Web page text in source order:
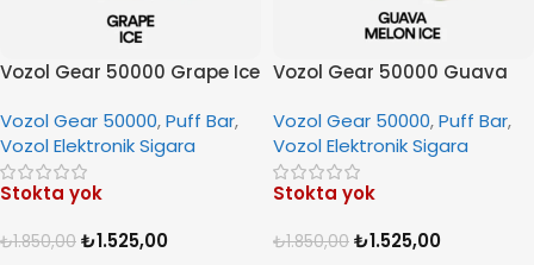
Vozol Gear 50000 Grape Ice
Vozol Gear 50000,Puff Bar,
Vozol Elektronik Sigara
Stokta yok
₺1.850,00 ₺1.525,00
Vozol Gear 50000 Guava
Vozol Gear 50000,Puff Bar,
Vozol Elektronik Sigara
Stokta yok
₺1.850,00 ₺1.525,00